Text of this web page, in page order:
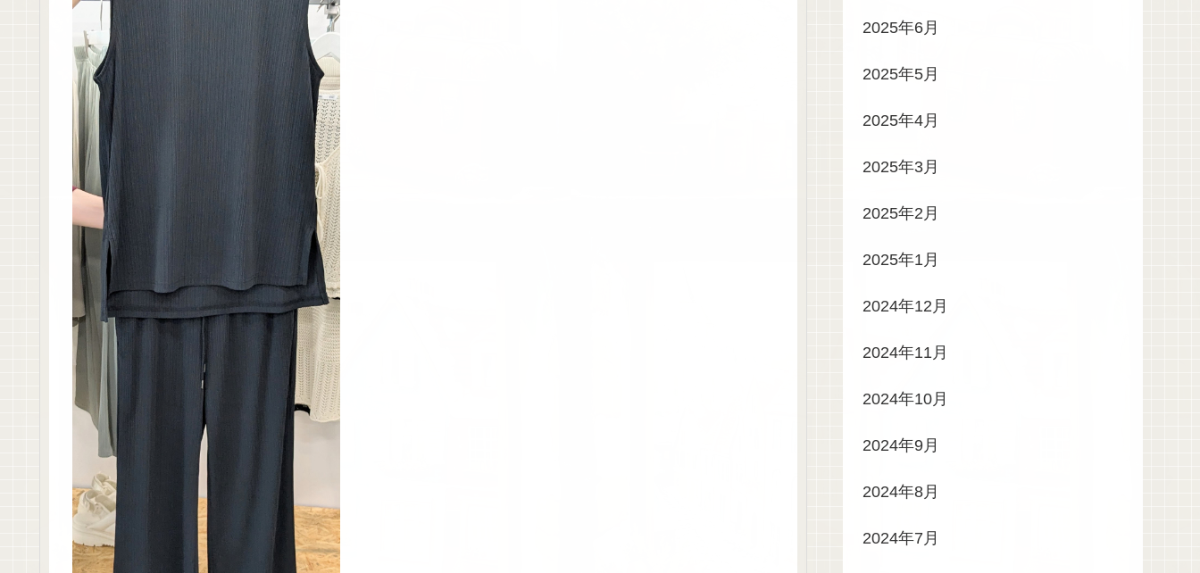
2025年6月
2025年5月
2025年4月
2025年3月
2025年2月
2025年1月
2024年12月
2024年11月
2024年10月
2024年9月
2024年8月
2024年7月